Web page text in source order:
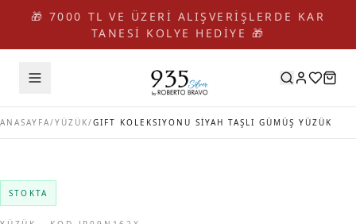
🎁 7000 TL VE ÜZERİ ALIŞVERİŞLERDE KAR
TANESİ KOLYE HEDİYE 🎁
ANASAYFA/YÜZÜK/GIFT KOLEKSIYONU SİYAH TAŞLI GÜMÜŞ YÜZÜK
STOKTA